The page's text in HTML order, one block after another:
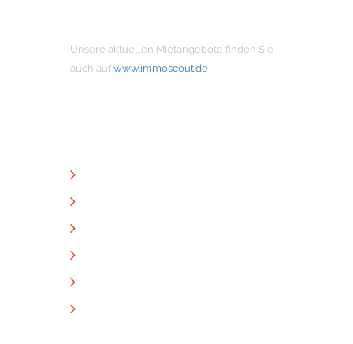
Unsere aktuellen Mietangebote finden Sie
auch auf www.immoscout.de